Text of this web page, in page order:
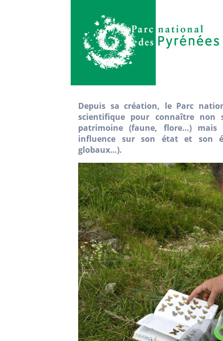
Depuis sa création, le Parc
scientifique pour connaître non
patrimoine (faune, flore…) mais
influence sur son état et son
globaux…).